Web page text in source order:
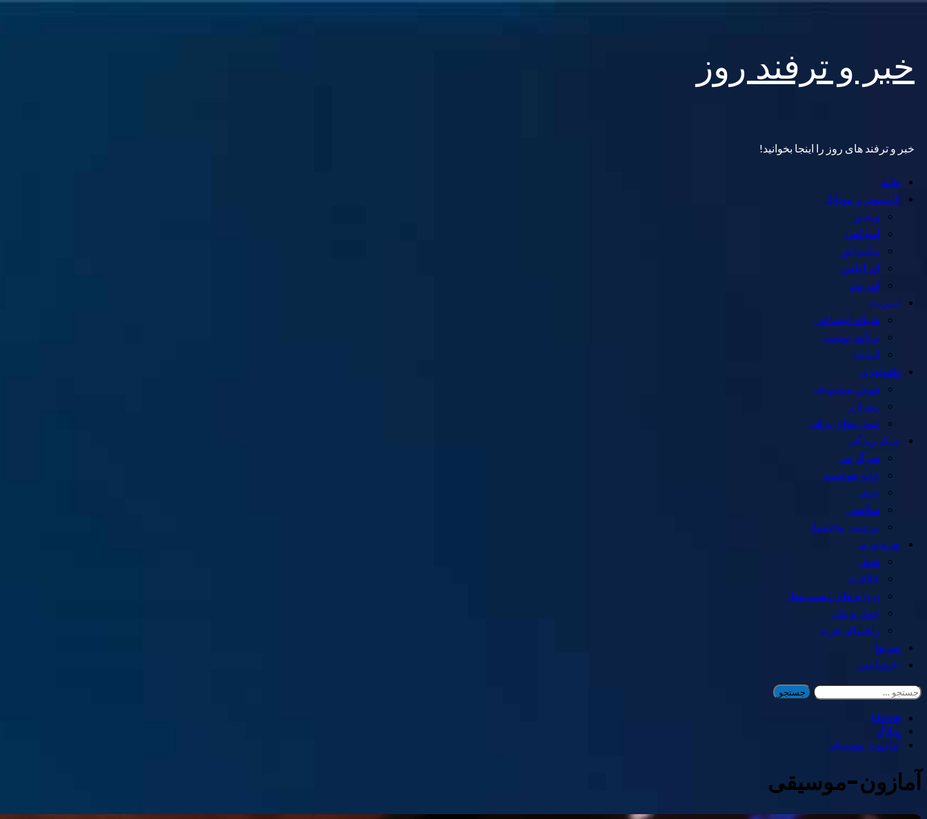
content
خبر و ترفند روز
خبر و ترفند های روز را اینجا بخوانید!
Primary
Menu
خانه
کامپیوتر و موبایل
ویندوز
لینوکس
مکینتاش
آی اواس
اندروید
اینترنت
شبکه اجتماعی
برنامه نویسی
امنیت
تکنولوژی
هوش مصنوعی
رمزارز
خودروهای برقی
سبک زندگی
سرگرمی
خانه هوشمند
بازی
سلامتی
بررسی محصول
بهره وری
شغل
خلاقیت
پروژه های دست ساز
حمل و نقل
راهنمای خرید
خبرها
اختصاصی
جستجو
برای:
Home
وبلاگ
آمازون-موسیقی
آمازون-موسیقی